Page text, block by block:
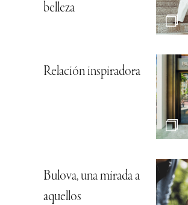
belleza
Relación inspiradora
Bulova, una mirada a
aquellos